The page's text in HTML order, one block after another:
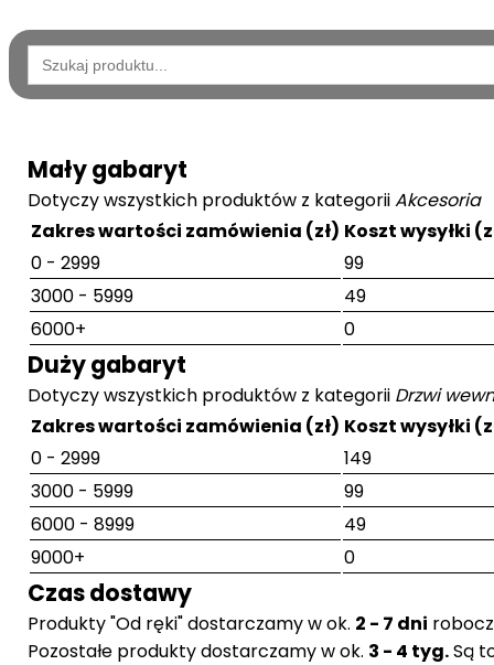
Wyszukaj:
Mały gabaryt
Dotyczy wszystkich produktów z kategoriiAkcesoria
Zakres wartości zamówienia (zł) Koszt wysyłki
0 - 2999
99
3000 - 5999
49
6000+
0
Duży gabaryt
Dotyczy wszystkich produktów z kategorii Drzwi
Zakres wartości zamówienia (zł) Koszt wysyłki
0 - 2999
149
3000 - 5999
99
6000 - 8999
49
9000+
0
Czas dostawy
Produkty "Od ręki" dostarczamy w ok. 2 - 7 dni
Pozostałe produkty dostarczamy w ok. 3 - 4 tyg.Są